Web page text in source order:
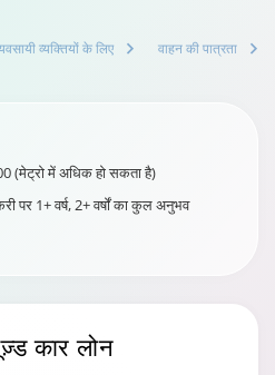
व्यक्तियों के लिए वाहन की पात्रता
(मेट्रो में अधिक हो सकता है)
पर 1+ वर्ष, 2+ वर्षों का कुल अनुभव
कार लोन